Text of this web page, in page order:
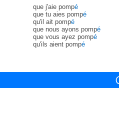
que j'aie pompé
que tu aies pompé
qu'il ait pompé
que nous ayons pompé
que vous ayez pompé
qu'ils aient pompé